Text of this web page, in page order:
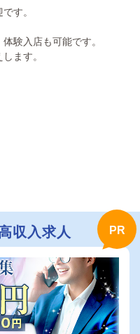
す。
験入店も可能です。
ます。
収入求人